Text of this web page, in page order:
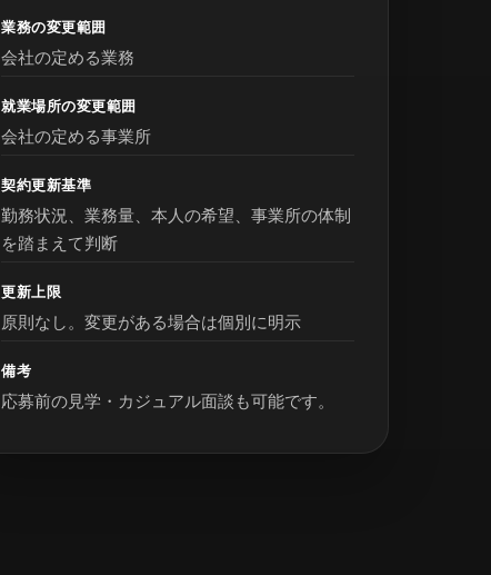
業務の変更範囲
会社の定める業務
就業場所の変更範囲
会社の定める事業所
契約更新基準
勤務状況、業務量、本人の希望、事業所の体制
を踏まえて判断
更新上限
原則なし。変更がある場合は個別に明示
備考
応募前の見学・カジュアル面談も可能です。